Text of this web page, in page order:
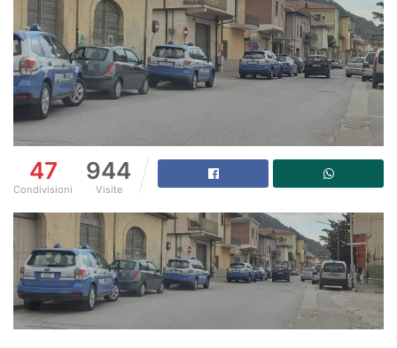
47
Condivisioni
944
Visite